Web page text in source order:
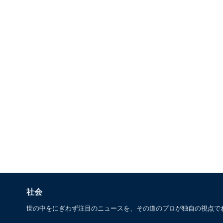
社会
世の中をにぎわず注目のニュースを、その道のプロが独自の視点